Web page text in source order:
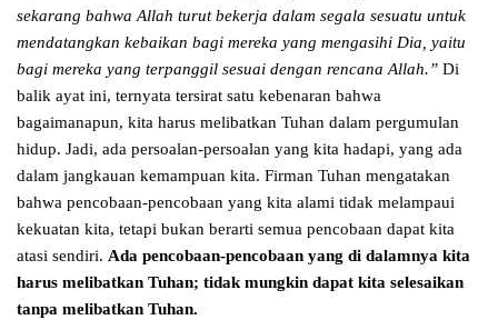
sekarang bahwa Allah turut bekerja dalam segala sesuatu untuk
mendatangkan kebaikan bagi mereka yang mengasihi Dia, yaitu
bagi mereka yang terpanggil sesuai dengan rencana Allah.” Di
balik ayat ini, ternyata tersirat satu kebenaran bahwa
bagaimanapun, kita harus melibatkan Tuhan dalam pergumulan
hidup. Jadi, ada persoalan-persoalan yang kita hadapi, yang ada
dalam jangkauan kemampuan kita. Firman Tuhan mengatakan
bahwa pencobaan-pencobaan yang kita alami tidak melampaui
kekuatan kita, tetapi bukan berarti semua pencobaan dapat kita
atasi sendiri. Ada pencobaan-pencobaan yang di dalamnya kita
harus melibatkan Tuhan; tidak mungkin dapat kita selesaikan
tanpa melibatkan Tuhan.